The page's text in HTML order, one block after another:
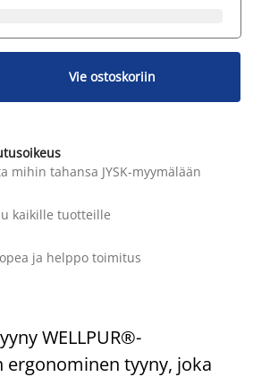
Vie ostoskoriin
mihin tahansa JYSK-myymälään
kaikille tuotteille
ja helppo toimitus
WELLPUR®-
tyyny, joka